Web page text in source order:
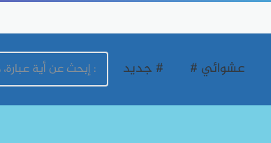
عشوائي # # جديد